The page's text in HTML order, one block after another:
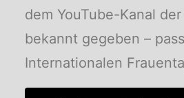
dem YouTube-Kanal der
bekannt gegeben –
Internationalen